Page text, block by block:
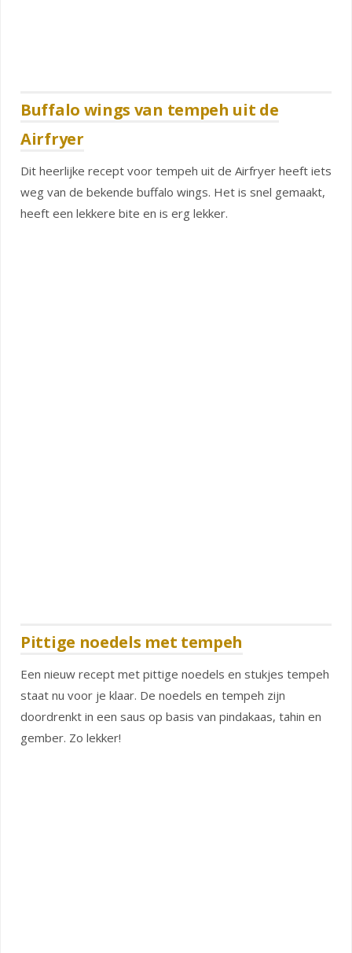
Buffalo wings van tempeh uit de
Airfryer
Dit heerlijke recept voor tempeh uit de Airfryer heeft iets
weg van de bekende buffalo wings. Het is snel gemaakt,
heeft een lekkere bite en is erg lekker.
Pittige noedels met tempeh
Een nieuw recept met pittige noedels en stukjes tempeh
staat nu voor je klaar. De noedels en tempeh zijn
doordrenkt in een saus op basis van pindakaas, tahin en
gember. Zo lekker!